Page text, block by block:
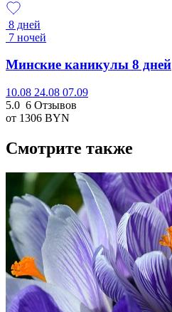
8 дней
7 ночей
Минские каникулы 8 дней
10.08 24.08 07.09
5.0 6 Отзывов
от 1306 BYN
Смотрите также